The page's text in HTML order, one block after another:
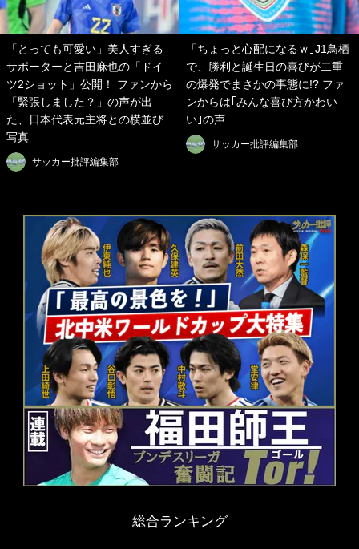
「とっても可愛い」美人すぎる
サポーターと吉田麻也の「ドイ
ツ2ショット」公開！ ファンから
「緊張しました？」の声が出
た、日本代表元主将との横並び
写真
サッカー批評編集部
「ちょっと心配になるｗ｣J1鳥栖
で、勝利と誕生日の喜びが二重
の爆発でまさかの事態に!? ファ
ンからは｢みんな喜び方かわい
い｣の声
サッカー批評編集部
総合ランキング